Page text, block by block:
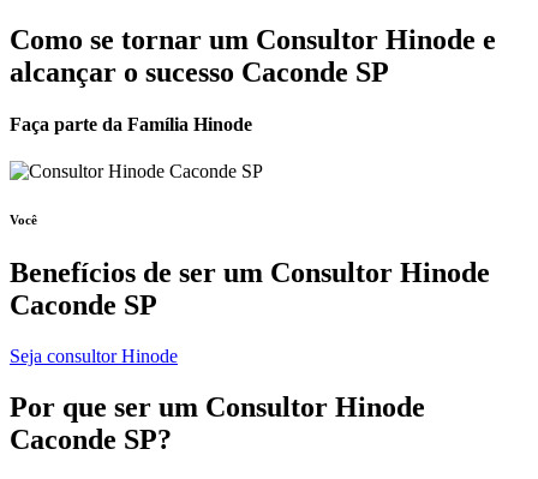
Como se tornar um Consultor Hinode e
alcançar o sucesso Caconde SP
Faça parte da Família Hinode
Você
Benefícios de ser um Consultor Hinode
Caconde SP
Seja consultor Hinode
Por que ser um Consultor Hinode
Caconde SP?